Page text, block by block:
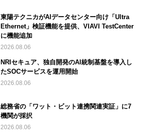
東陽テクニカがAIデータセンター向け「Ultra
Ethernet」検証機能を提供、VIAVI TestCenter
に機能追加
2026.08.06
NRIセキュア、独自開発のAI統制基盤を導入し
たSOCサービスを運用開始
2026.08.06
総務省の「ワット・ビット連携関連実証」に7
機関が採択
2026.08.06